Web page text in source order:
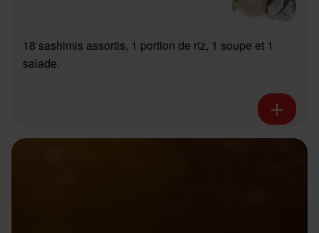
18 sashimis assortis, 1 portion de riz, 1 soupe et 1
salade.